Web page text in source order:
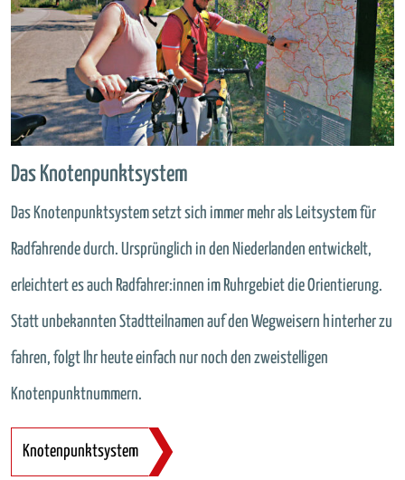
Das Knotenpunktsystem
Das Knotenpunktsystem setzt sich immer mehr als Leitsystem für
Radfahrende durch. Ursprünglich in den Niederlanden entwickelt,
erleichtert es auch Radfahrer:innen im Ruhrgebiet die Orientierung.
Statt unbekannten Stadtteilnamen auf den Wegweisern hinterher zu
fahren, folgt Ihr heute einfach nur noch den zweistelligen
Knotenpunktnummern.
Knotenpunktsystem